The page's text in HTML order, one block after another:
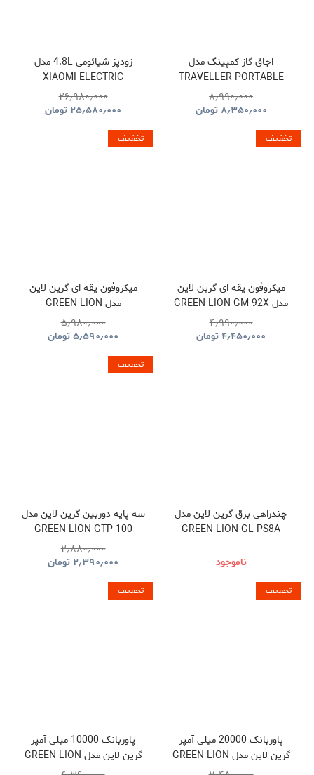
اجاق گاز کمپینگ مدل
TRAVELLER PORTABLE
BBQ HYBQ015
۸٫۹۹۰٫۰۰۰
۸٫۳۵۰٫۰۰۰ تومان
زودپز شیائومی 4.8L مدل
XIAOMI ELECTRIC
PRESSURE COOKER
۲۶٫۹۸۰٫۰۰۰
۲۵٫۵۸۰٫۰۰۰ تومان
تخفیف
میکروفون یقه ای گرین لاین
مدل GREEN LION GM-92X
GNGM92XWMBK
۴٫۹۹۰٫۰۰۰
۴٫۴۵۰٫۰۰۰ تومان
تخفیف
میکروفون یقه ای گرین لاین
مدل GREEN LION
GNGM93XMICBK
۵٫۹۸۰٫۰۰۰
۵٫۵۹۰٫۰۰۰تومان
چندراهی برق گرین لاین مدل
GREEN LION GL-PS8A
ناموجود
تخفیف
سه پایه دوربین گرین لاین مدل
GREEN LION GTP-100
GNTP100TRIBK
۲٫۸۸۰٫۰۰۰
۲٫۳۹۰٫۰۰۰ تومان
تخفیف
پاوربانک 20000 میلی آمپر
گرین لاین مدل GREEN LION
GNLEZ20KPBBK
تخفیف
پاوربانک 10000 میلی آمپر
گرین لاین مدل GREEN LION
GNLEZ10KPBBK